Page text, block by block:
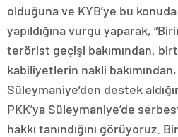
olduğuna ve KYB’ye bu
yapıldığına vurgu yaparak,
terörist geçişi bakımından,
kabiliyetlerin nakli bakımından,
Süleymaniye’den destek
PKK’ya Süleymaniye’de
hakkı tanındığını görüyoruz.